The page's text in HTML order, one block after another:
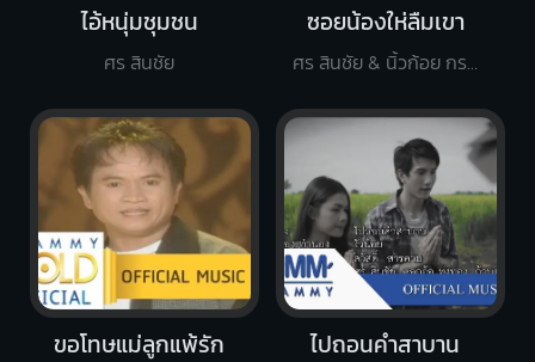
ซอยน้องให่ลืมเขา
ศร สินชัย & นิ้วก้อย กรรณิการ์
ไปถอนคำสาบาน
ไอ้หนุ่มชุมชน
ศร สินชัย
ขอโทษแม่ลูกแพ้รัก